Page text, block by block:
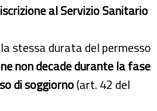
al Servizio Sanitario
la stessa durata del permesso
non decade durante la fase
di soggiorno(art. 42 del